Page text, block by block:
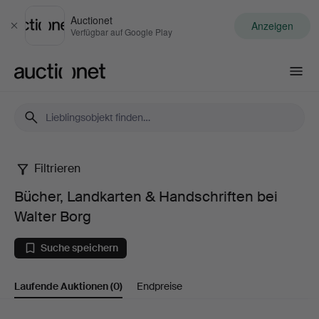
Schließen
Auctionet
Verfügbar auf Google Play Anzeigen
Bücher,
Landkarten
&
Handschriften
Filtrieren
Bücher, Landkarten & Handschriften bei
Walter Borg
Suche speichern
Laufende Auktionen(0) Endpreise